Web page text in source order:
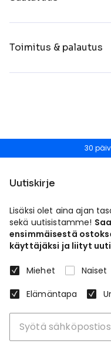
Toimitus & palautus
30
Uutiskirje
Lisäksi olet aina ajan
sekä uutisistamme!
ensimmäisestä
käyttäjäksi ja liityt
Miehet
Naiset
Elämäntapa